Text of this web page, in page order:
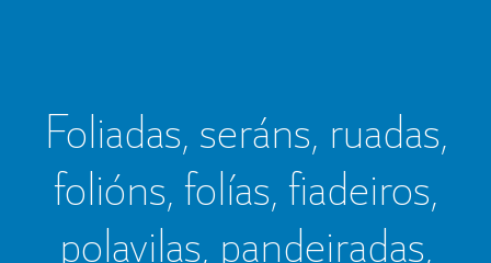
Foliadas, seráns, ruadas,
folións, folías, fiadeiros,
polavilas, pandeiradas,